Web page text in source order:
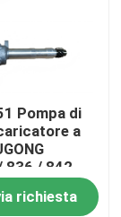
Pompa di
a
836 / 842
CLG920C /
925D
richiesta